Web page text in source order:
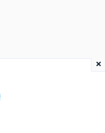
×